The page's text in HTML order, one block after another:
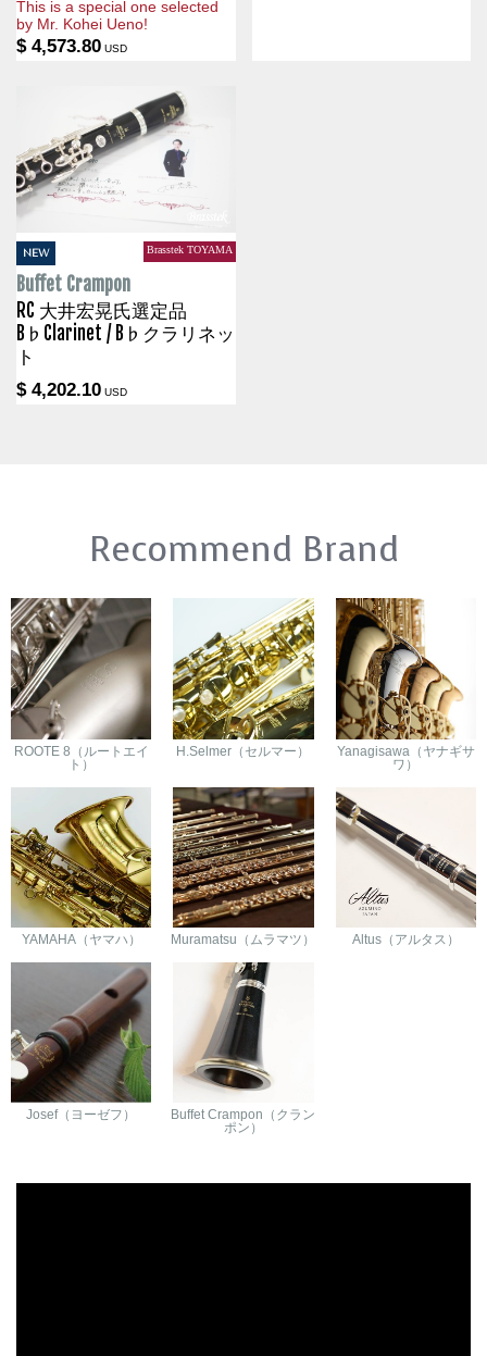
This is a special one selected
by Mr. Kohei Ueno!
$ 4,573.80 USD
NEW Brasstek TOYAMA
Buffet Crampon
RC 大井宏晃氏選定品
B♭Clarinet / B♭クラリネッ
ト
$ 4,202.10 USD
Recommend Brand
ROOTE 8（ルートエイ
ト）
H.Selmer（セルマー）
Yanagisawa（ヤナギサ
ワ）
YAMAHA（ヤマハ） Muramatsu（ムラマツ） Altus（アルタス）
Josef（ヨーゼフ）
Buffet Crampon（クラン
ポン）